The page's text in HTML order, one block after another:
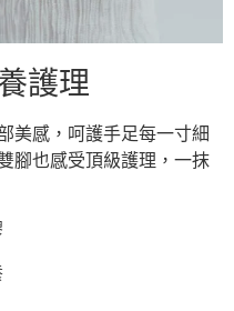
護理
美感，呵護手足每一寸細
腳也感受頂級護理，一抹